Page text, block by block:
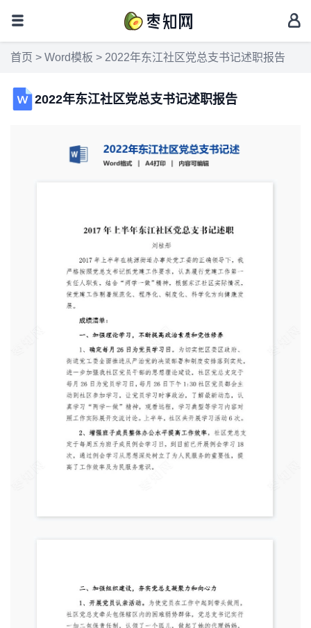
首页 > Word模板 > 2022年东江社区党总支书记述职报告
2022年东江社区党总支书记述职报告